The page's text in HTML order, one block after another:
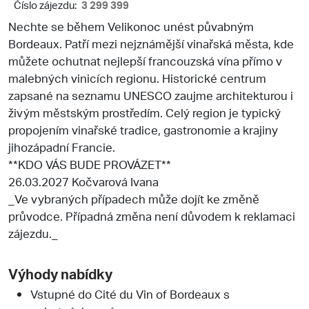
Číslo zájezdu: 3 299 399
Nechte se během Velikonoc unést půvabným
Bordeaux. Patří mezi nejznámější vinařská města, kde
můžete ochutnat nejlepší francouzská vína přímo v
malebných vinicích regionu. Historické centrum
zapsané na seznamu UNESCO zaujme architekturou i
živým městským prostředím. Celý region je typický
propojením vinařské tradice, gastronomie a krajiny
jihozápadní Francie.
**KDO VÁS BUDE PROVÁZET**
26.03.2027 Kočvarová Ivana
_Ve vybraných případech může dojít ke změně
průvodce. Případná změna není důvodem k reklamaci
zájezdu._
Výhody nabídky
Vstupné do Cité du Vin of Bordeaux s